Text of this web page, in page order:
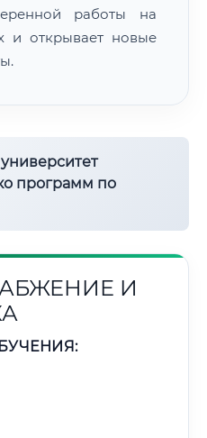
работы на
и открывает новые
программ по
И